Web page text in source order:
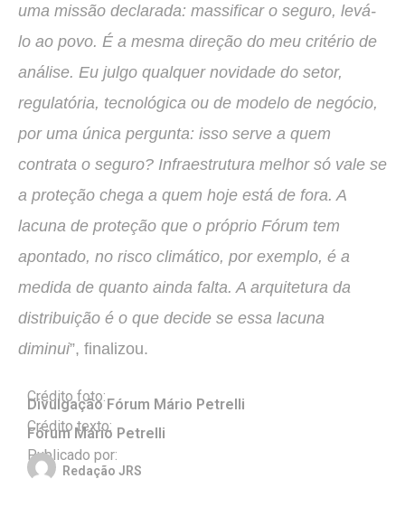
uma missão declarada: massificar o seguro, levá-
lo ao povo. É a mesma direção do meu critério de
análise. Eu julgo qualquer novidade do setor,
regulatória, tecnológica ou de modelo de negócio,
por uma única pergunta: isso serve a quem
contrata o seguro? Infraestrutura melhor só vale se
a proteção chega a quem hoje está de fora. A
lacuna de proteção que o próprio Fórum tem
apontado, no risco climático, por exemplo, é a
medida de quanto ainda falta. A arquitetura da
distribuição é o que decide se essa lacuna
diminui”, finalizou.
Crédito foto:
Divulgação Fórum Mário Petrelli
Crédito texto:
Fórum Mário Petrelli
Publicado por:
Redação JRS